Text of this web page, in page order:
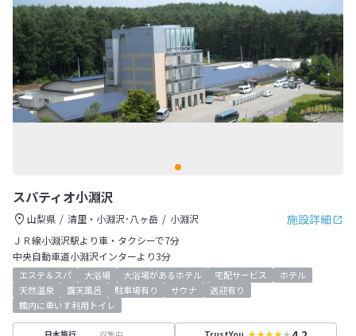
スパティオ小淵沢
施設詳細
山梨県 清里・小淵沢･八ヶ岳
小淵沢
ＪＲ線小淵沢駅より車・タクシーで7分
中央自動車道小淵沢インターより3分
エステ＆スパ 大浴場 大浴場があるホテル 宅配サービス
ホテル
天然温泉
露天風呂 駐車場有り サウナ
送迎有り
館内に車いす利用トイレ
収集中